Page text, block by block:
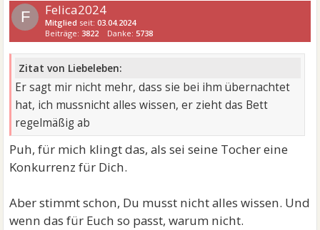
F Felica2024
Mitglied seit:03.04.2024
Beiträge: 3822 Danke: 5738
Zitat von Liebeleben:
Er sagt mir nicht mehr, dass sie bei ihm übernachtet
hat, ich mussnicht alles wissen, er zieht das Bett
regelmäßig ab
Puh, für mich klingt das, als sei seine Tocher eine
Konkurrenz für Dich.
Aber stimmt schon, Du musst nicht alles wissen. Und
wenn das für Euch so passt, warum nicht.